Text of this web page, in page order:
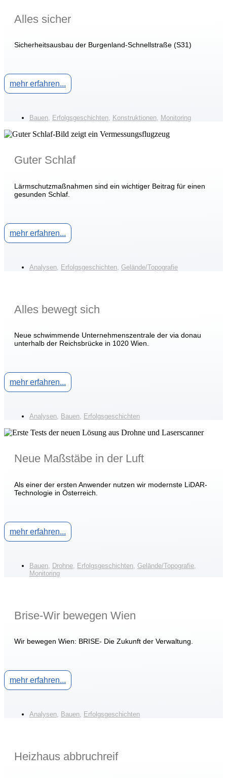
Alles sicher
Sicherheitsausbau der Burgenland-Schnellstraße (S31)
mehr erfahren...
Bauen, Erfolgsgeschichten, Konstruktionen, Monitoring
Guter Schlaf
Lärmschutzmaßnahmen sind ein wichtiger Beitrag für einen
gesunden Schlaf.
mehr erfahren...
Analysen Erfolgsgeschichten Gelände/Topografie
Alles bewegt sich
Neue schwimmende Unternehmenszentrale der via donau
unterhalb der Reichsbrücke in 1020 Wien.
mehr erfahren...
Analysen, Bauen, Erfolgsgeschichten
Neue Maßstäbe in der Luft
Als einer der ersten Anwender nutzen wir modernste LiDAR-
Technologie in Österreich.
mehr erfahren...
Bauen Drohne Erfolgsgeschichten Gelände/Topografie
Monitoring
Brise-Wir bewegen Wien
Wir bewegen Wien: BRISE- Die Zukunft der Verwaltung.
mehr erfahren...
Analysen, Bauen, Erfolgsgeschichten
Heizhaus abbruchreif